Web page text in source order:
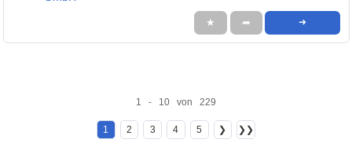
★ ➦ ➜
1 - 10 von 229
1 2 3 4 5 ❯ ❯❯